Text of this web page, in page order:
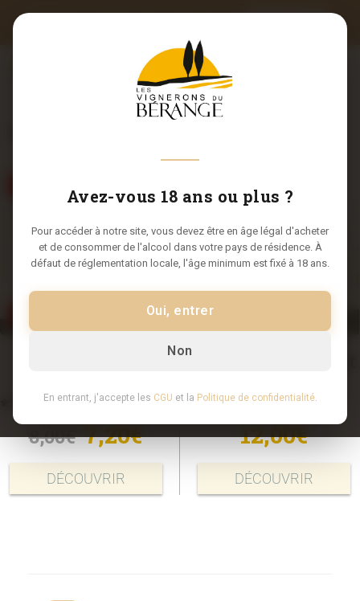
Avez-vous 18 ans ou plus ?
Pour accéder à notre site, vous devez être en âge légal d'acheter
et de consommer de l'alcool dans votre pays de résidence. À
défaut de réglementation locale, l'âge minimum est fixé à 18 ans.
Oui, entrer
Non
En entrant, j'accepte les CGU et la Politique de confidentialité.
LIVRAISON OFFERTE DÈS 12 BOUTEILLES
5.00
8,00€ 7,20€
DÉCOUVRIR
Fin de millésime
12,00€
DÉCOUVRIR